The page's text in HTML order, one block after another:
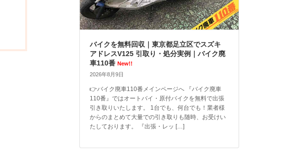
バイクを無料回収｜東京都足立区でスズキ
アドレスV125 引取り・処分実例｜バイク廃
車110番 New!!
2026年8月9日
👉バイク廃車110番メインページへ 『バイク廃車
110番』ではオートバイ・原付バイクを無料で出張
引き取りいたします。 1台でも、何台でも！業者様
からのまとめて大量での引き取りも随時、お受けい
たしております。 『出張・レッ […]